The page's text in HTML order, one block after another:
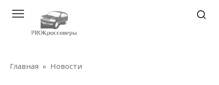
контенту
Главная » Новости